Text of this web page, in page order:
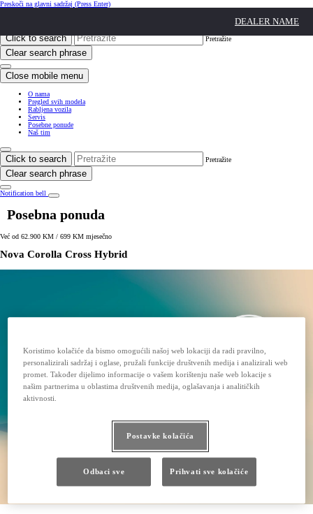
Preskoči na glavni sadržaj (Press Enter)
DEALER NAME
Click to search Pretražite
Clear search phrase
Close mobile menu
O nama
Pregled svih modela
Rabljena vozila
Servis
Posebne ponude
Naš tim
Click to search Pretražite
Clear search phrase
Notification bell
Posebna ponuda
Već od 62.900 KM / 699 KM mjesečno
Nova Corolla Cross Hybrid
Koristimo kolačiće da bismo omogućili našoj web lokaciji da radi pravilno,
personalizirali sadržaj i oglase, pružali funkcije društvenih medija i analizirali web
promet. Također dijelimo informacije o vašem korištenju naše web lokacije s
našim partnerima u oblastima društvenih medija, oglašavanja i analitičkih
aktivnosti.
Postavke kolačića
Odbaci sve Prihvati sve kolačiće